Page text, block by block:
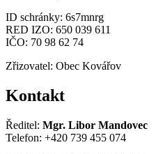
ID schránky: 6s7mnrg
RED IZO: 650 039 611
IČO: 70 98 62 74
Zřizovatel: Obec Kovářov
Kontakt
Ředitel: Mgr. Libor Mandovec
Telefon: +420 739 455 074